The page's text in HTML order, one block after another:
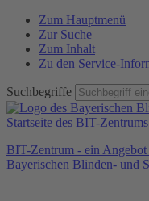
Zum Hauptmenü
Zur Suche
Zum Inhalt
Zu den Service-
Suchbegriffe
BIT-Zentrum - ein Angebot
Bayerischen Blinden- und